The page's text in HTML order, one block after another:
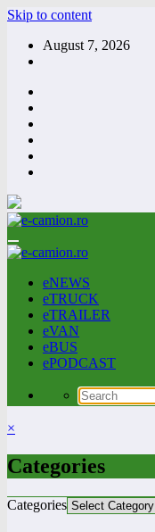
Skip to content
August 7, 2026
eNEWS
eTRUCK
eTRAILER
eVAN
eBUS
ePODCAST
×
Categories
Categories